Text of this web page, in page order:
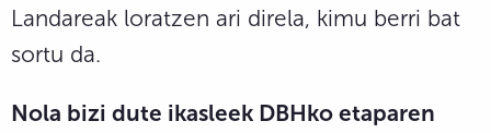
Landareak loratzen ari direla, kimu berri bat
sortu da.
Nola bizi dute ikasleek DBHko etaparen